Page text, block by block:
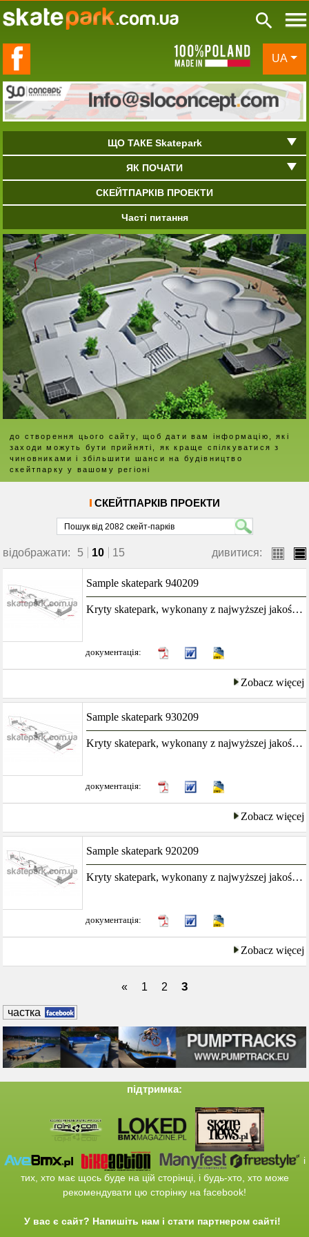
in Poland
UA
ЩО ТАКЕ Skatepark
ЯК ПОЧАТИ
СКЕЙТПАРКІВ ПРОЕКТИ
Часті питання
до створення цього сайту, щоб дати вам інформацію, які
заходи можуть бути прийняті, як краще спілкуватися з
чиновниками і збільшити шанси на будівництво
скейтпарку у вашому регіоні
СКЕЙТПАРКІВ ПРОЕКТИ
відображати: 5 10 15 дивитися:
boksylista
Sample skatepark 940209
Kryty skatepark, wykonany z najwyższej jakość kompozytów w połączeniu z zadaszeniem będzie stanowić idealny obiekt rekreacyjny przez wiele lat
документація:
Zobacz więcej
Sample skatepark 930209
Kryty skatepark, wykonany z najwyższej jakość kompozytów w połączeniu z zadaszeniem będzie stanowić idealny obiekt rekreacyjny przez wiele lat
документація:
Zobacz więcej
Sample skatepark 920209
Kryty skatepark, wykonany z najwyższej jakość kompozytów w połączeniu z zadaszeniem będzie stanowić idealny obiekt rekreacyjny przez wiele lat
документація:
Zobacz więcej
« 1 2 3
частка
підтримка:
і
тих, хто має щось буде на цій сторінці, і будь-хто, хто може
рекомендувати цю сторінку на facebook!
У вас є сайт? Напишіть нам і стати партнером сайті!